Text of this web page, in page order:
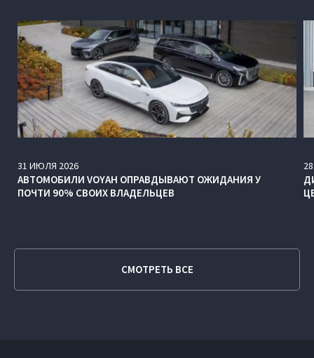
31 ИЮЛЯ 2026
АВТОМОБИЛИ VOYAH ОПРАВДЫВАЮТ ОЖИДАНИЯ У
ПОЧТИ 90% СВОИХ ВЛАДЕЛЬЦЕВ
28
СМОТРЕТЬ ВСЕ